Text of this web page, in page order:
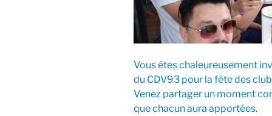
Vous êtes chaleureusement
du CDV93 pour la fête des
Venez partager un moment
que chacun aura apportées.